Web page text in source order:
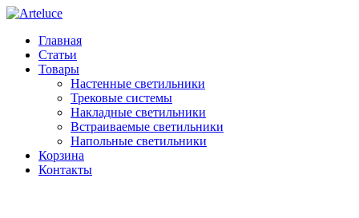
Главная
Статьи
Товары
Настенные светильники
Трековые системы
Накладные светильники
Встраиваемые светильники
Напольные светильники
Корзина
Контакты